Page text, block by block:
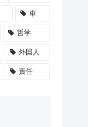
車
哲学
外国人
責任